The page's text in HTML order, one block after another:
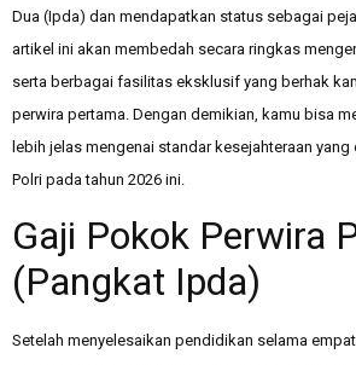
Dua (Ipda) dan mendapatkan status sebagai
artikel ini akan membedah secara ringkas
serta berbagai fasilitas eksklusif yang berhak
perwira pertama. Dengan demikian, kamu bisa
lebih jelas mengenai standar kesejahteraan
Polri pada tahun 2026 ini.
Gaji Pokok Perwira
(Pangkat Ipda)
Setelah menyelesaikan pendidikan selama